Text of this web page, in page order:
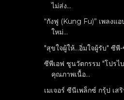
ไม่ส่ง...
“กังฟู (Kung Fu)” เพลงแ
ใหม่...
"สุขใจผู้ให้...อิ่มใจผู้รับ" ซีพี
ซีพีเอฟ ชูนวัตกรรม "โปรไ
คุณภาพเนื้อ...
เมเจอร์ ซีนีเพล็กซ์ กรุ้ป เส